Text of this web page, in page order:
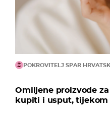
POKROVITELJ SPAR
Omiljene proizvode
kupiti i usput, tijekom